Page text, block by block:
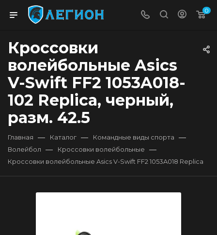
0
Кроссовки
волейбольные Asics
V-Swift FF2 1053A018-
102 Replica, черный,
разм. 42.5
Главная — Каталог — Командные виды спорта —
Волейбол — Кроссовки волейбольные —
Кроссовки волейбольные Asics V-Swift FF2 1053A018 Replica